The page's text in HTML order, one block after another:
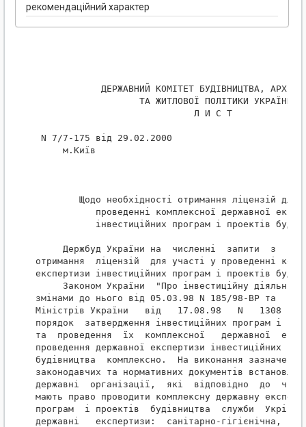
рекомендаційний характер
ДЕРЖАВНИЙ КОМІТЕТ БУДІВНИЦТВА,
                   ТА ЖИТЛОВОЇ ПОЛІТИКИ УКРАЇНИ
                             Л И С Т
N 7/7-175 від 29.02.2000
     м.Київ
Щодо необхідності отримання ліцензій для
проведенні комплексної державної
інвестиційних програм і проектів
Держбуд України на  численні  запити  з
отримання  ліцензій  для участі у проведенні
експертизи інвестиційних програм і проектів
Законом України  "Про інвестиційну
змінами до нього від 05.03.98 N 185/98-ВР та
Міністрів України   від   17.08.98   N   1308
порядок  затвердження інвестиційних програм і
та  проведення  їх  комплексної   державної
проведення державної експертизи інвестиційних
будівництва  комплексно.  На виконання
законодавчих та нормативних документів
державні  організації,  які  відповідно  до
мають право проводити комплексну державну
програм  і проектів  будівництва  служби
державні   експертизи:  санітарно-гігієнічна,